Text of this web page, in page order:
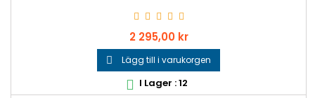
Pris
2 295,00 kr
 Lägg till i varukorgen
 I Lager : 12